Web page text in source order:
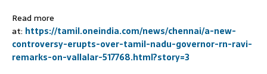
Read more
at: https://tamil.oneindia.com/news/chennai/a-new-
controversy-erupts-over-tamil-nadu-governor-rn-ravi-
remarks-on-vallalar-517768.html?story=3